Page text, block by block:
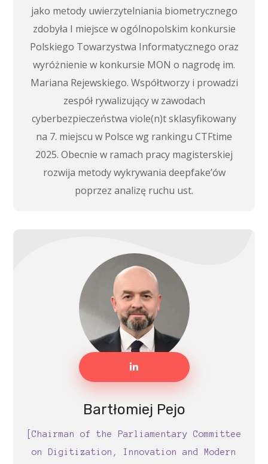
jako metody uwierzytelniania biometrycznego
zdobyła I miejsce w ogólnopolskim konkursie
Polskiego Towarzystwa Informatycznego oraz
wyróżnienie w konkursie MON o nagrodę im.
Mariana Rejewskiego. Współtworzy i prowadzi
zespół rywalizujący w zawodach
cyberbezpieczeństwa viole(n)t sklasyfikowany
na 7. miejscu w Polsce wg rankingu CTFtime
2025. Obecnie w ramach pracy magisterskiej
rozwija metody wykrywania deepfake’ów
poprzez analizę ruchu ust.
Bartłomiej Pejo
[Chairman of the Parliamentary Committee
on Digitization, Innovation and Modern